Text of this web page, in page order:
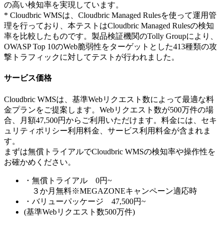
の高い検知率を実現しています。
* Cloudbric WMSは、Cloudbric Managed Rulesを使って運用管
理を行っており、本テストはCloudbric Managed Rulesの検知
率を比較したものです。製品検証機関のTolly Groupにより、
OWASP Top 10のWeb脆弱性をターゲットとした413種類の攻
撃トラフィックに対してテストが行われました。
サービス価格
Cloudbric WMSは、基準Webリクエスト数によって最適な料
金プランをご提案します。Webリクエスト数が500万件の場
合、月額47,500円からご利用いただけます。料金には、セキ
ュリティポリシー利用料金、サービス利用料金が含まれま
す。
まずは無償トライアルでCloudbric WMSの検知率や操作性を
お確かめください。
・無償トライアル 0円~
３か月無料※MEGAZONEキャンペーン適応時
・バリューパッケージ 47,500円~
(基準Webリクエスト数500万件)